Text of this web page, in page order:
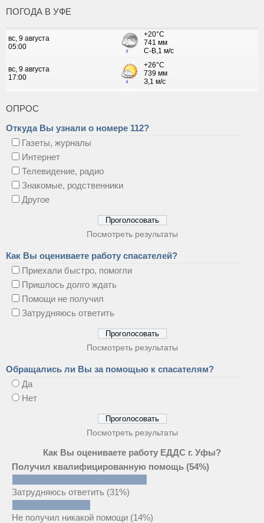
ПОГОДА В УФЕ
ОПРОС
Откуда Вы узнали о номере 112?
Газеты, журналы
Интернет
Телевидение, радио
Знакомые, родственники
Другое
Посмотреть результаты
Как Вы оцениваете работу спасателей?
Приехали быстро, помогли
Пришлось долго ждать
Помощи не получил
Затрудняюсь ответить
Посмотреть результаты
Обращались ли Вы за помощью к спасателям?
Да
Нет
Посмотреть результаты
Как Вы оцениваете работу ЕДДС г. Уфы?
Получил квалифицированную помощь (54%)
Затрудняюсь ответить (31%)
Не получил никакой помощи (14%)